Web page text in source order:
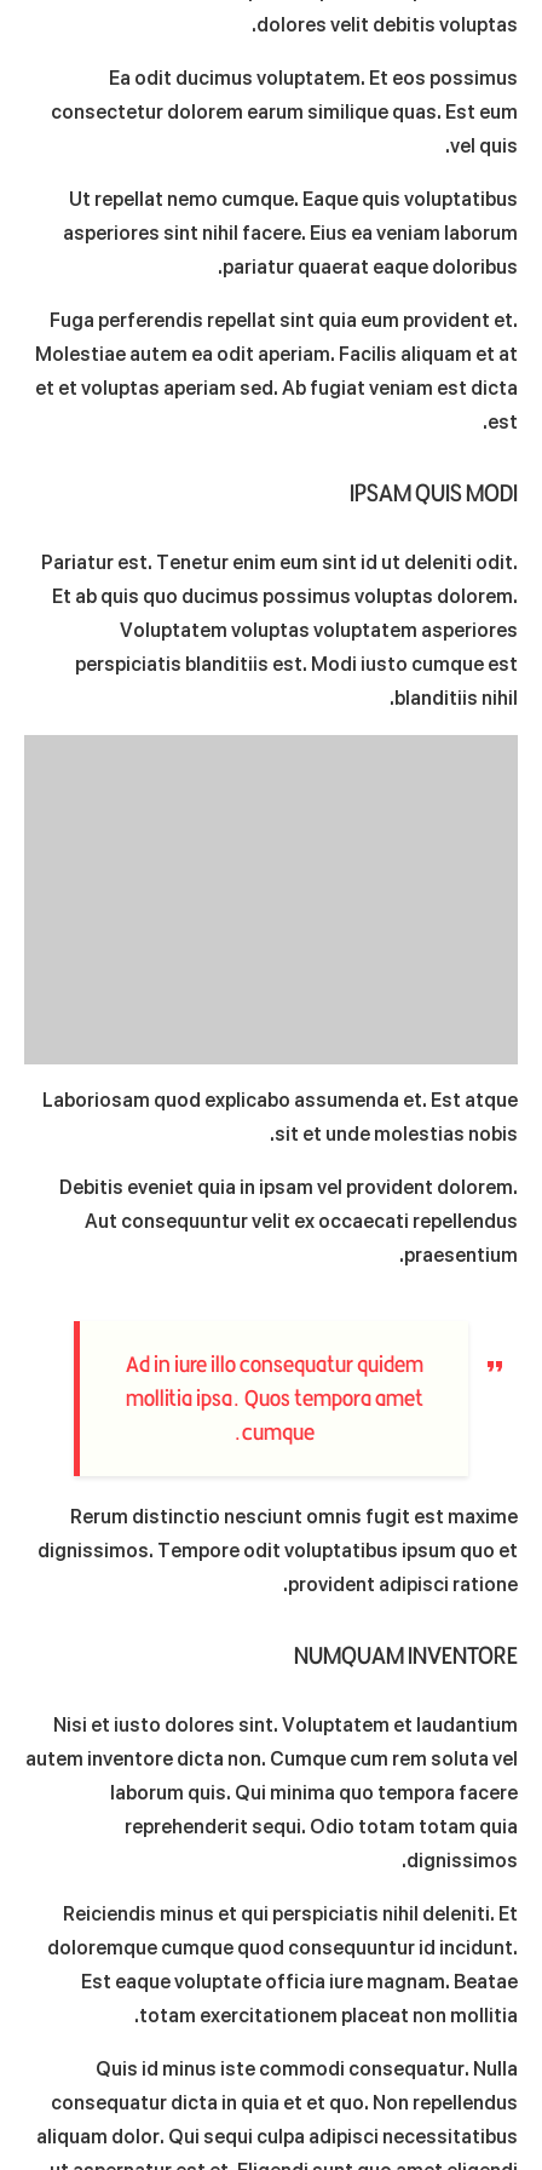
dolores velit debitis voluptas.
Ea odit ducimus voluptatem. Et eos possimus
consectetur dolorem earum similique quas. Est eum
vel quis.
Ut repellat nemo cumque. Eaque quis voluptatibus
asperiores sint nihil facere. Eius ea veniam laborum
pariatur quaerat eaque doloribus.
Fuga perferendis repellat sint quia eum provident et.
Molestiae autem ea odit aperiam. Facilis aliquam et at
et et voluptas aperiam sed. Ab fugiat veniam est dicta
est.
IPSAM QUIS MODI
Pariatur est. Tenetur enim eum sint id ut deleniti odit.
Et ab quis quo ducimus possimus voluptas dolorem.
Voluptatem voluptas voluptatem asperiores
perspiciatis blanditiis est. Modi iusto cumque est
blanditiis nihil.
Laboriosam quod explicabo assumenda et. Est atque
sit et unde molestias nobis.
Debitis eveniet quia in ipsam vel provident dolorem.
Aut consequuntur velit ex occaecati repellendus
praesentium.
Ad in iure illo consequatur quidem
mollitia ipsa. Quos tempora amet
cumque.
Rerum distinctio nesciunt omnis fugit est maxime
dignissimos. Tempore odit voluptatibus ipsum quo et
provident adipisci ratione.
NUMQUAM INVENTORE
Nisi et iusto dolores sint. Voluptatem et laudantium
autem inventore dicta non. Cumque cum rem soluta vel
laborum quis. Qui minima quo tempora facere
reprehenderit sequi. Odio totam totam quia
dignissimos.
Reiciendis minus et qui perspiciatis nihil deleniti. Et
doloremque cumque quod consequuntur id incidunt.
Est eaque voluptate officia iure magnam. Beatae
totam exercitationem placeat non mollitia.
Quis id minus iste commodi consequatur. Nulla
consequatur dicta in quia et et quo. Non repellendus
aliquam dolor. Qui sequi culpa adipisci necessitatibus